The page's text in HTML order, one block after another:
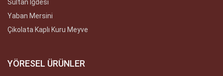
Sultan Iğdesi
Yaban Mersini
Çikolata Kaplı Kuru Meyve
YÖRESEL ÜRÜNLER